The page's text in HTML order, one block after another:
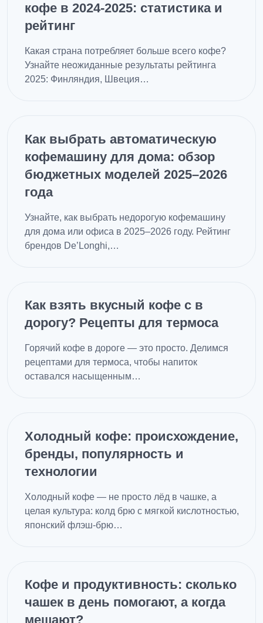
кофе в 2024-2025: статистика и
рейтинг
Какая страна потребляет больше всего кофе?
Узнайте неожиданные результаты рейтинга
2025: Финляндия, Швеция…
Как выбрать автоматическую
кофемашину для дома: обзор
бюджетных моделей 2025–2026
года
Узнайте, как выбрать недорогую кофемашину
для дома или офиса в 2025–2026 году. Рейтинг
брендов De’Longhi,…
Как взять вкусный кофе с в
дорогу? Рецепты для термоса
Горячий кофе в дороге — это просто. Делимся
рецептами для термоса, чтобы напиток
оставался насыщенным…
Холодный кофе: происхождение,
бренды, популярность и
технологии
Холодный кофе — не просто лёд в чашке, а
целая культура: колд брю с мягкой кислотностью,
японский флэш-брю…
Кофе и продуктивность: сколько
чашек в день помогают, а когда
мешают?